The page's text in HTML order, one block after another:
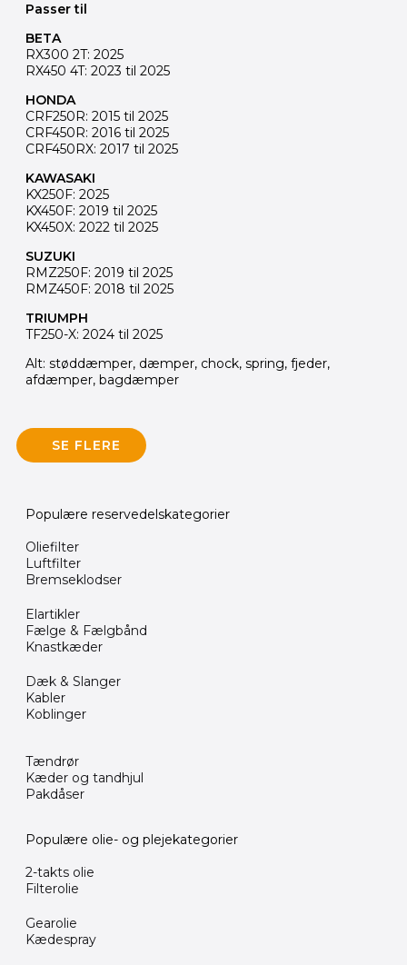
Passer til
BETA
RX300 2T: 2025
RX450 4T: 2023 til 2025
HONDA
CRF250R: 2015 til 2025
CRF450R: 2016 til 2025
CRF450RX: 2017 til 2025
KAWASAKI
KX250F: 2025
KX450F: 2019 til 2025
KX450X: 2022 til 2025
SUZUKI
RMZ250F: 2019 til 2025
RMZ450F: 2018 til 2025
TRIUMPH
TF250-X: 2024 til 2025
Alt: støddæmper, dæmper, chock, spring, fjeder,
afdæmper, bagdæmper
SE FLERE
Populære reservedelskategorier
Oliefilter
Luftfilter
Bremseklodser
Elartikler
Fælge & Fælgbånd
Knastkæder
Dæk & Slanger
Kabler
Koblinger
Tændrør
Kæder og tandhjul
Pakdåser
Populære olie- og plejekategorier
2-takts olie
Filterolie
Gearolie
Kædespray